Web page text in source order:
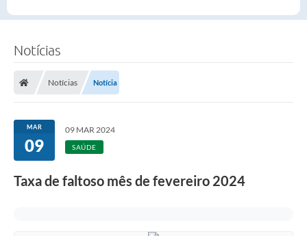
Notícias
Notícias Notícia
MAR
09
09 MAR 2024
SAÚDE
Taxa de faltoso mês de fevereiro 2024